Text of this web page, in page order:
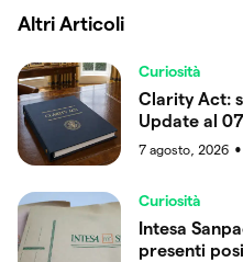
Altri Articoli
Curiosità
Clarity Act:
Update al
7 agosto, 2026 ●
Curiosità
Intesa
presenti